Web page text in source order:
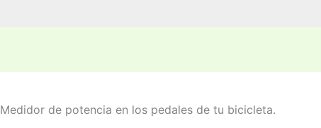
de potencia en los pedales de tu bicicleta.